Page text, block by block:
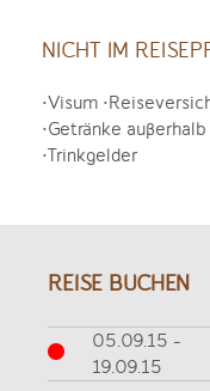
NICHT IM
•Visum
•Getränke
•Trinkgelder
REISE BUCHEN
05.09.15 -
19.09.15